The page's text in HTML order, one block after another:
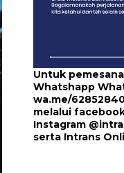
Untuk
Whatshapp
wa.me/
melalui
Instagram
serta Intrans